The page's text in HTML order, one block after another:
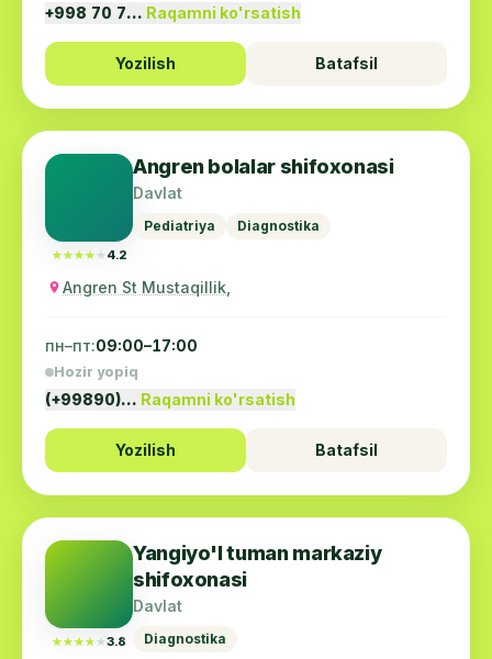
+998 70 7… Raqamni ko'rsatish
Yozilish Batafsil
★★★★★
★★★★★ 4.2
Angren bolalar shifoxonasi
Davlat
Pediatriya Diagnostika
Angren St Mustaqillik,
пн–пт:09:00–17:00
Hozir yopiq
(+99890)… Raqamni ko'rsatish
Yozilish Batafsil
★★★★★
★★★★★3.8
Yangiyo'l tuman markaziy
shifoxonasi
Davlat
Diagnostika